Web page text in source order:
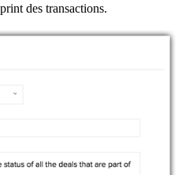
des transactions.